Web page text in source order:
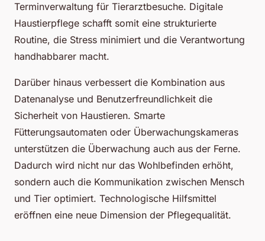
Terminverwaltung für Tierarztbesuche. Digitale
Haustierpflege schafft somit eine strukturierte
Routine, die Stress minimiert und die Verantwortung
handhabbarer macht.
Darüber hinaus verbessert die Kombination aus
Datenanalyse und Benutzerfreundlichkeit die
Sicherheit von Haustieren. Smarte
Fütterungsautomaten oder Überwachungskameras
unterstützen die Überwachung auch aus der Ferne.
Dadurch wird nicht nur das Wohlbefinden erhöht,
sondern auch die Kommunikation zwischen Mensch
und Tier optimiert. Technologische Hilfsmittel
eröffnen eine neue Dimension der Pflegequalität.